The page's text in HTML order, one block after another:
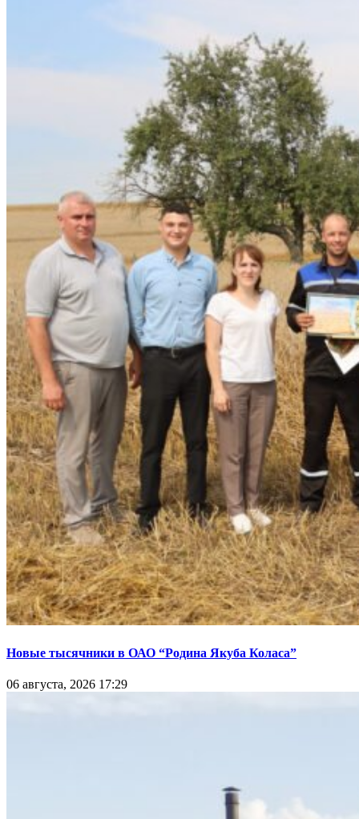
Новые тысячники в ОАО “Родина Якуба Коласа”
06 августа, 2026 17:29